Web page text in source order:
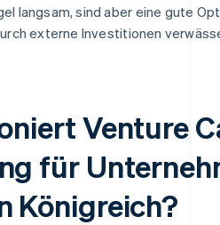
langsam, sind aber eine gute
externe Investitionen
Venture
für
Königreich?